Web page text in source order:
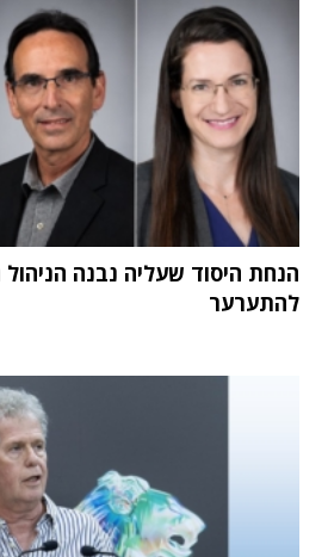
הנחת היסוד שעליה נבנה
להתערער